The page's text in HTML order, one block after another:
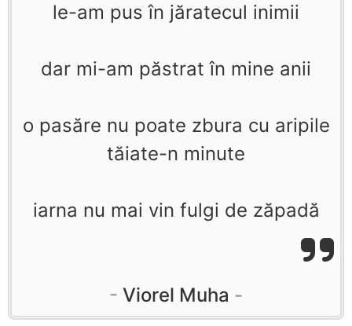
le-am pus în jăratecul inimii
dar mi-am păstrat în mine anii
o pasăre nu poate zbura cu aripile
tăiate-n minute
iarna nu mai vin fulgi de zăpadă
Viorel Muha